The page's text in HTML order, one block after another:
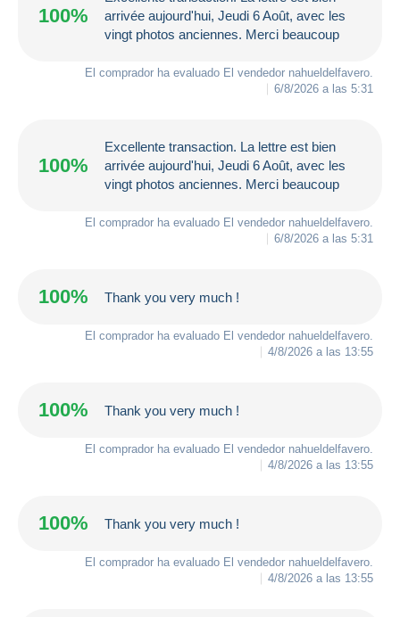
100%
arrivée aujourd'hui, Jeudi 6 Août, avec les
vingt photos anciennes. Merci beaucoup
El comprador ha evaluado El vendedor nahueldelfavero.
6/8/2026 a las 5:31
100%
Excellente transaction. La lettre est bien
arrivée aujourd'hui, Jeudi 6 Août, avec les
vingt photos anciennes. Merci beaucoup
El comprador ha evaluado El vendedor nahueldelfavero.
6/8/2026 a las 5:31
100% Thank you very much !
El comprador ha evaluado El vendedor nahueldelfavero.
4/8/2026 a las 13:55
100% Thank you very much !
El comprador ha evaluado El vendedor nahueldelfavero.
4/8/2026 a las 13:55
100% Thank you very much !
El comprador ha evaluado El vendedor nahueldelfavero.
4/8/2026 a las 13:55